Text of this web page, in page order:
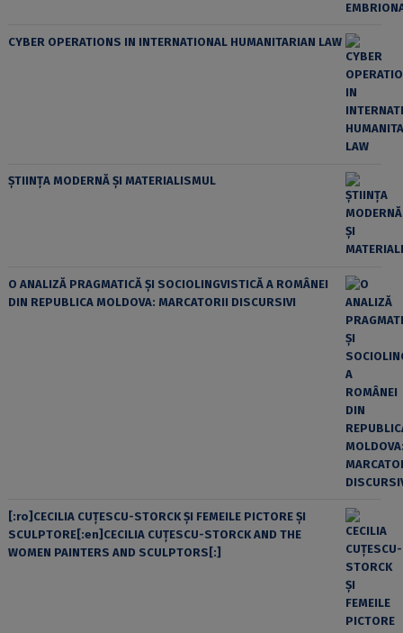
CYBER OPERATIONS IN INTERNATIONAL HUMANITARIAN LAW
ȘTIINȚA MODERNĂ ȘI MATERIALISMUL
O ANALIZĂ PRAGMATICĂ ȘI SOCIOLINGVISTICĂ A ROMÂNEI
DIN REPUBLICA MOLDOVA: MARCATORII DISCURSIVI
[:ro]CECILIA CUŢESCU-STORCK ŞI FEMEILE PICTORE ŞI
SCULPTORE[:en]CECILIA CUŢESCU-STORCK AND THE
WOMEN PAINTERS AND SCULPTORS[:]